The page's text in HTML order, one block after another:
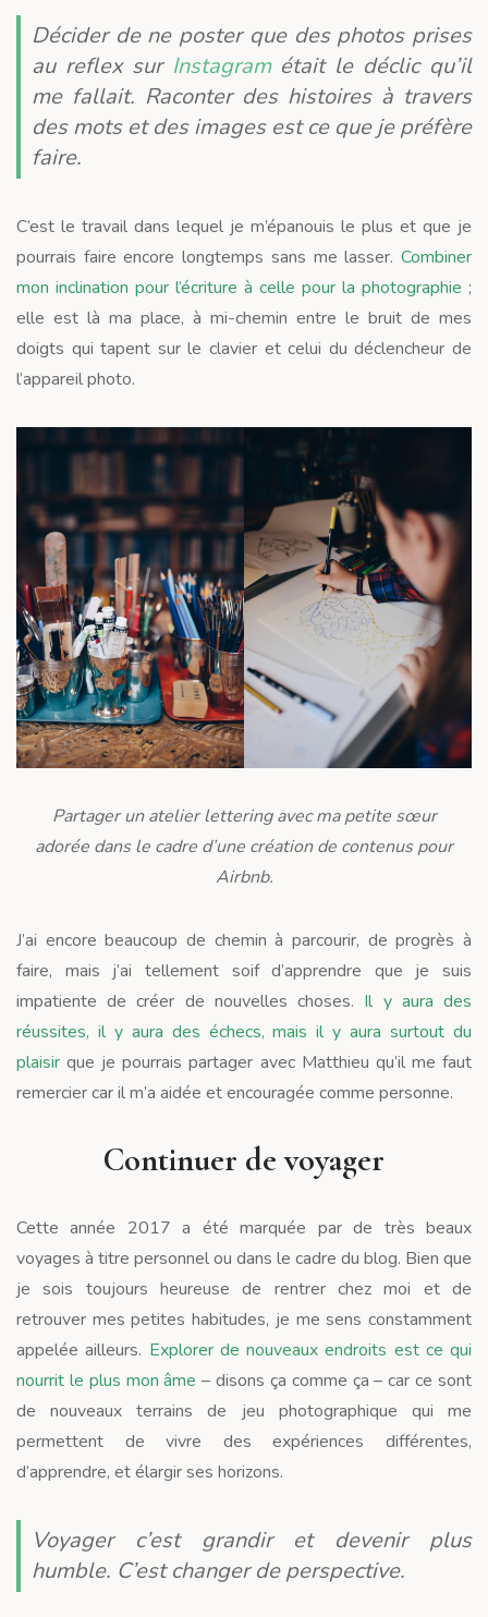
Décider de ne poster que des photos prises
au reflex sur Instagramétait le déclic qu’il
me fallait. Raconter des histoires à travers
des mots et des images est ce que je préfère
faire.
C’est le travail dans lequel je m’épanouis le plus et que je
pourrais faire encore longtemps sans me lasser. Combiner
mon inclination pour l’écriture à celle pour la photographie ;
elle est là ma place, à mi-chemin entre le bruit de mes
doigts qui tapent sur le clavier et celui du déclencheur de
l’appareil photo.
Partager un atelier lettering avec ma petite sœur
adorée dans le cadre d’une création de contenus pour
Airbnb.
J’ai encore beaucoup de chemin à parcourir, de progrès à
faire, mais j’ai tellement soif d’apprendre que je suis
impatiente de créer de nouvelles choses. Il y aura des
réussites, il y aura des échecs, mais il y aura surtout du
plaisir que je pourrais partager avec Matthieu qu’il me faut
remercier car il m’a aidée et encouragée comme personne.
Continuer de voyager
Cette année 2017 a été marquée par de très beaux
voyages à titre personnel ou dans le cadre du blog. Bien que
je sois toujours heureuse de rentrer chez moi et de
retrouver mes petites habitudes, je me sens constamment
appelée ailleurs. Explorer de nouveaux endroits est ce qui
nourrit le plus mon âme – disons ça comme ça – car ce sont
de nouveaux terrains de jeu photographique qui me
permettent de vivre des expériences différentes,
d’apprendre, et élargir ses horizons.
Voyager c’est grandir et devenir plus
humble. C’est changer de perspective.